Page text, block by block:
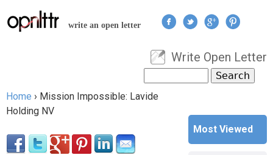
Jump to navigation
write an open letter
User menu
Write Open Letter
Search form
You are here
Home › Mission Impossible: Lavide
Holding NV
Most Viewed